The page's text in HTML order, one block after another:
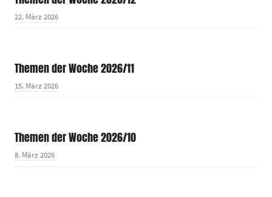
22. März 2026
Themen der Woche 2026/11
15. März 2026
Themen der Woche 2026/10
8. März 2026